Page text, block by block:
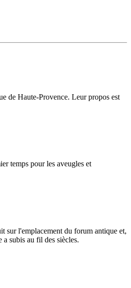
de Haute-Provence. Leur propos est
temps pour les aveugles et
sur l'emplacement du forum antique et,
subis au fil des siècles.